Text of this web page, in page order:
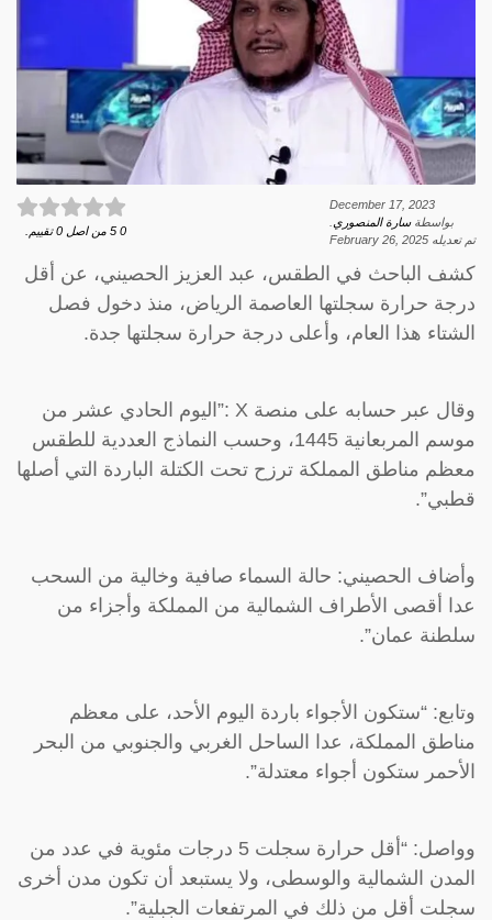
December 17, 2023
بواسطةسارة المنصوري
تم تعديله February 26, 2025
0
5 من اصل 0 تقييم.
كشف الباحث في الطقس، عبد العزيز الحصيني، عن أقل
درجة حرارة سجلتها العاصمة الرياض، منذ دخول فصل
الشتاء هذا العام، وأعلى درجة حرارة سجلتها جدة.
وقال عبر حسابه على منصة X :”اليوم الحادي عشر من
موسم المربعانية 1445، وحسب النماذج العددية للطقس
معظم مناطق المملكة ترزح تحت الكتلة الباردة التي أصلها
قطبي”.
وأضاف الحصيني: حالة السماء صافية وخالية من السحب
عدا أقصى الأطراف الشمالية من المملكة وأجزاء من
سلطنة عمان”.
وتابع: “ستكون الأجواء باردة اليوم الأحد، على معظم
مناطق المملكة، عدا الساحل الغربي والجنوبي من البحر
الأحمر ستكون أجواء معتدلة”.
وواصل: “أقل حرارة سجلت 5 درجات مئوية في عدد من
المدن الشمالية والوسطى، ولا يستبعد أن تكون مدن أخرى
سجلت أقل من ذلك في المرتفعات الجبلية”.